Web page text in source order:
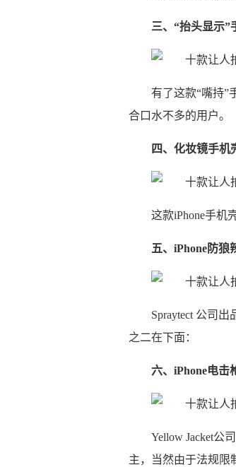
三、“抬头显示”
有了这款“嘴持”
合口水不多的用户。
四、化妆镜手机
这款iPhone手机
五、iPhone防狼
Spraytect 公司
之二在下面：
六、iPhone电击
Yellow Jacket公
主，当然由于法规限